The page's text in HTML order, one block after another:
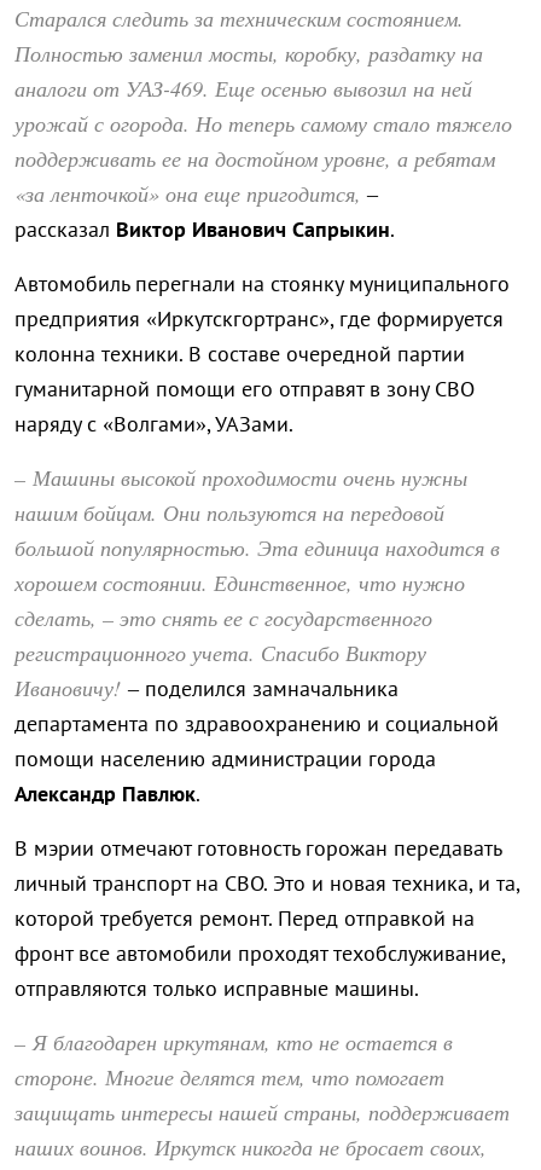
Старался следить за техническим состоянием.
Полностью заменил мосты, коробку, раздатку на
аналоги от УАЗ-469. Еще осенью вывозил на ней
урожай с огорода. Но теперь самому стало тяжело
поддерживать ее на достойном уровне, а ребятам
«за ленточкой» она еще пригодится, –
рассказал Виктор Иванович Сапрыкин.
Автомобиль перегнали на стоянку муниципального
предприятия «Иркутскгортранс», где формируется
колонна техники. В составе очередной партии
гуманитарной помощи его отправят в зону СВО
наряду с «Волгами», УАЗами.
– Машины высокой проходимости очень нужны
нашим бойцам. Они пользуются на передовой
большой популярностью. Эта единица находится в
хорошем состоянии. Единственное, что нужно
сделать, – это снять ее с государственного
регистрационного учета. Спасибо Виктору
Ивановичу!– поделился замначальника
департамента по здравоохранению и социальной
помощи населению администрации города
Александр Павлюк.
В мэрии отмечают готовность горожан передавать
личный транспорт на СВО. Это и новая техника, и та,
которой требуется ремонт. Перед отправкой на
фронт все автомобили проходят техобслуживание,
отправляются только исправные машины.
– Я благодарен иркутянам, кто не остается в
стороне. Многие делятся тем, что помогает
защищать интересы нашей страны, поддерживает
наших воинов. Иркутск никогда не бросает своих,